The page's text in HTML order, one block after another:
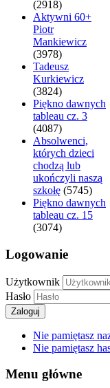
(2918)
Aktywni 60+
Piotr
Mankiewicz
(3978)
Tadeusz
Kurkiewicz
(3824)
Piękno dawnych
tableau cz. 3
(4087)
Absolwenci,
których dzieci
chodzą lub
ukończyli naszą
szkołę (5745)
Piękno dawnych
tableau cz. 15
(3074)
Logowanie
Użytkownik
Hasło
Zaloguj
Nie pamiętasz
Nie pamiętasz
Menu główne